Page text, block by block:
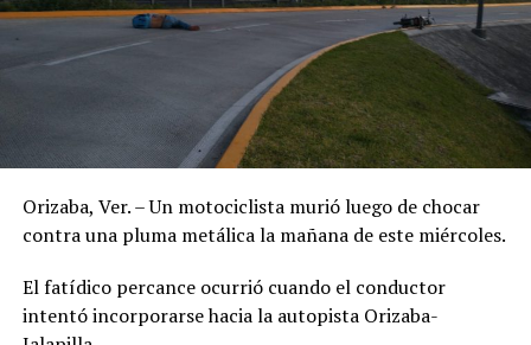
Orizaba, Ver. – Un motociclista murió luego de chocar
contra una pluma metálica la mañana de este miércoles.
El fatídico percance ocurrió cuando el conductor
intentó incorporarse hacia la autopista Orizaba-